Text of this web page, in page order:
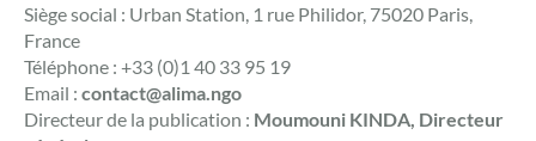
Siège social : Urban Station, 1 rue Philidor, 75020 Paris,
France
Téléphone : +33 (0)1 40 33 95 19
Email : contact@alima.ngo
Directeur de la publication : Moumouni KINDA, Directeur